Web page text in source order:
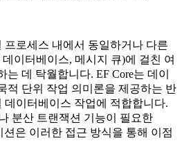
프로세스 내에서 동일하거나 다른
이터베이스, 메시지 큐)에 걸친 여
데 탁월합니다. EF Core는 데이
적 단위 작업 의미론을 제공하는 반
데이터베이스 작업에 적합합니다.
분산 트랜잭션 기능이 필요한
션은 이러한 접근 방식을 통해 이점